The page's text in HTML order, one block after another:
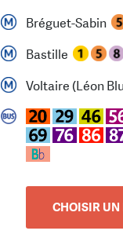
Bréguet-Sabin
Bastille
Voltaire (Léon
CHOISIR